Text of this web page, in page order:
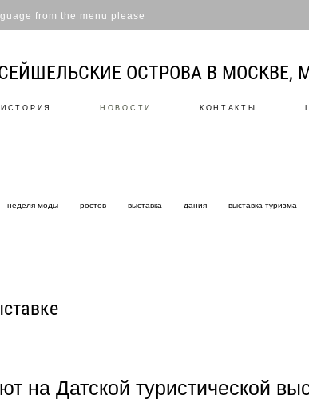
from the menu please
ОСТРОВА В МОСКВЕ,
ИСТОРИЯ НОВОСТИ КОНТАКТЫ
неделя моды ростов выставка дания выставка туризма
на Датской туристической